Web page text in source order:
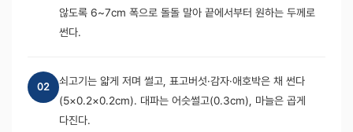
않도록 6~7cm 폭으로 돌돌 말아 끝에서부터 원하는 두께로
썬다.
02
쇠고기는 얇게 저며 썰고, 표고버섯·감자·애호박은 채 썬다
(5×0.2×0.2cm). 대파는 어슷썰고(0.3cm), 마늘은 곱게
다진다.